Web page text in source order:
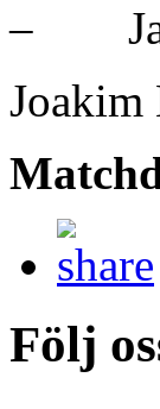
– Ja,
Joakim
Följ